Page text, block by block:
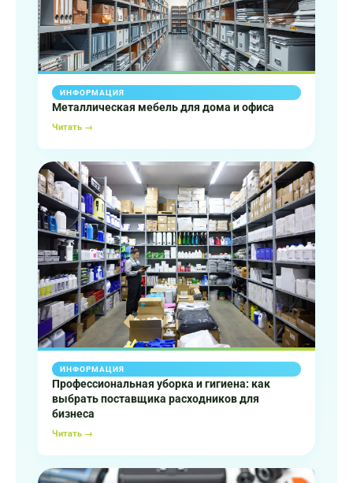
ИНФОРМАЦИЯ
Металлическая мебель для дома и офиса
Читать →
ИНФОРМАЦИЯ
Профессиональная уборка и гигиена: как
выбрать поставщика расходников для
бизнеса
Читать →